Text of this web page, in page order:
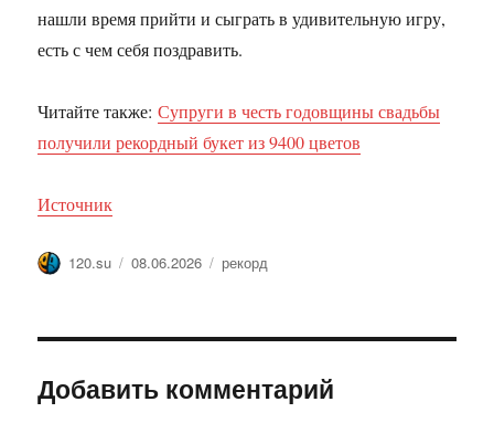
нашли время прийти и сыграть в удивительную игру,
есть с чем себя поздравить.
Читайте также:Супруги в честь годовщины свадьбы
получили рекордный букет из 9400 цветов
Источник
Автор
120.su Опубликовано
08.06.2026 Метки
рекорд
Добавить комментарий